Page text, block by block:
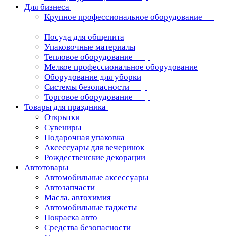
Для бизнеса
Крупное профессиональное оборудование
Посуда для общепита
Упаковочные материалы
Тепловое оборудование
Мелкое профессиональное оборудование
Оборудование для уборки
Системы безопасности
Торговое оборудование
Товары для праздника
Открытки
Сувениры
Подарочная упаковка
Аксессуары для вечеринок
Рождественские декорации
Автотовары
Автомобильные аксессуары
Автозапчасти
Масла, автохимия
Автомобильные гаджеты
Покраска авто
Средства безопасности